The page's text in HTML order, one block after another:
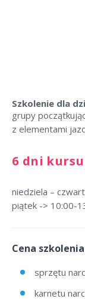
Szkolenie dla
grupy
z elementami
6 dni
niedziela –
piątek -> 10:00-
Cena
sprzętu
karnetu